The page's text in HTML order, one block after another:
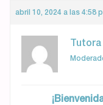
abril 10, 2024 a las 4:58